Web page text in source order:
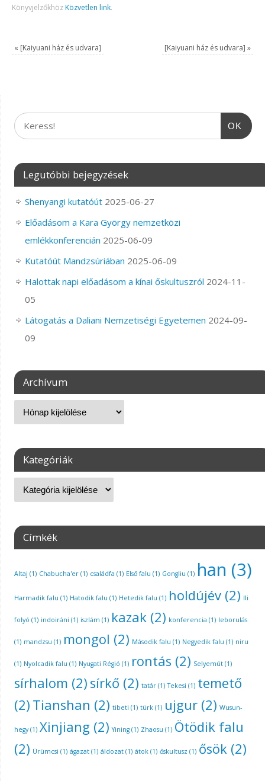
Könyvjelzőkhöz Közvetlen link.
« [Kaiyuani ház és udvara] [Kaiyuani ház és udvara] »
OK
Legutóbbi bejegyzések
Shenyangi kutatóút 2025-06-27
Előadásom a Kara György nemzetközi
emlékkonferencián 2025-06-09
Kutatóút Mandzsúriában 2025-06-09
Halottak napi előadásom a kínai őskultuszról 2024-11-
05
Látogatás a Daliani Nemzetiségi Egyetemen 2024-09-
09
Archívum
Kategóriák
Címkék
Altaj (1) Chabucha'er(1) családfa (1) Első falu (1) Gongliu (1) han (3)
Harmadik falu (1) Hatodik falu (1) Hetedik falu (1) holdújév(2) Ili
folyó (1) indoiráni (1) iszlám (1) kazak(2) konferencia (1) leborulás
(1) mandzsu (1) mongol (2) Második falu (1) Negyedik falu (1) niru
(1) Nyolcadik falu (1) Nyugati Régió (1) rontás (2) Selyemút(1)
sírhalom (2) sírkő (2) tatár(1) Tekesi (1) temető
(2) Tianshan (2) tibeti (1) türk(1) ujgur(2) Wusun-
hegy(1) Xinjiang (2) Yining(1) Zhaosu (1) Ötödik falu
(2) Ürümcsi (1) ágazat(1) áldozat(1) átok(1) őskultusz (1) ősök(2)